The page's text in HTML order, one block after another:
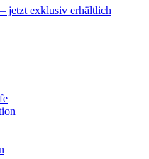
exklusiv erhältlich